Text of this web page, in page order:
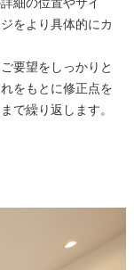
をより具体的にカ
要望をしっかりと
をもとに修正点を
で繰り返します。